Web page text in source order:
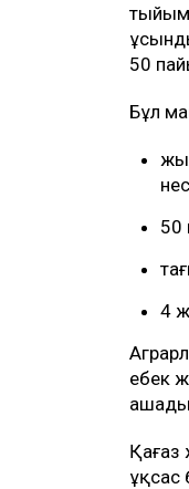
тыйым
50
Бұл
50
4
еңбек
Қағаз
ұқсас